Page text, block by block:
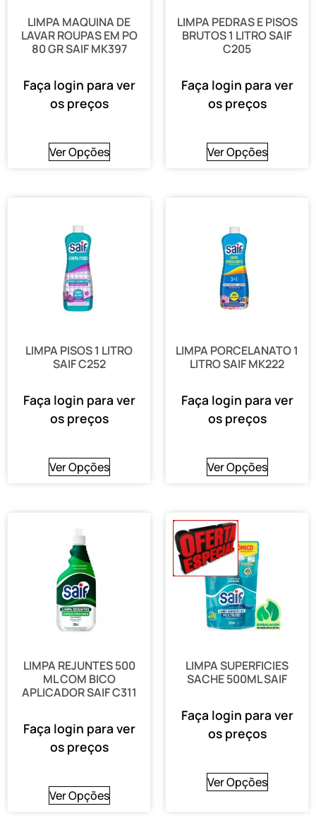
LIMPA MAQUINA DE
LAVAR ROUPAS EM PO
80 GR SAIF MK397
Faça login para ver
os preços
Ver Opções
LIMPA PEDRAS E PISOS
BRUTOS 1 LITRO SAIF
C205
Faça login para ver
os preços
Ver Opções
LIMPA PISOS 1 LITRO
SAIF C252
Faça login para ver
os preços
Ver Opções
LIMPA PORCELANATO 1
LITRO SAIF MK222
Faça login para ver
os preços
Ver Opções
LIMPA REJUNTES 500
ML COM BICO
APLICADOR SAIF C311
Faça login para ver
os preços
Ver Opções
LIMPA SUPERFICIES
SACHE 500ML SAIF
Faça login para ver
os preços
Ver Opções